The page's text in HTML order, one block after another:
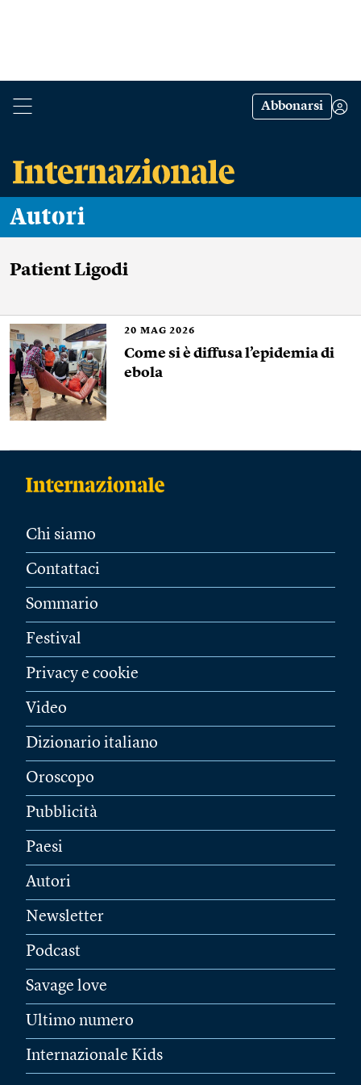
Abbonarsi
Autori
Patient Ligodi
20 MAG 2026
Come si è diffusa l’epidemia di
ebola
Chi siamo
Contattaci
Sommario
Festival
Privacy e cookie
Video
Dizionario italiano
Oroscopo
Pubblicità
Paesi
Autori
Newsletter
Podcast
Savage love
Ultimo numero
Internazionale Kids